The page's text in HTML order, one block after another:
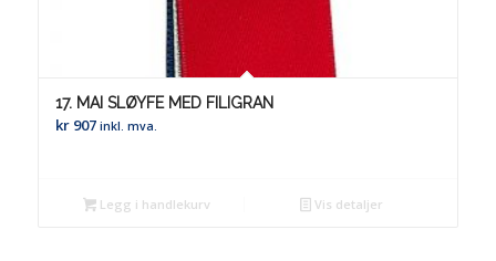
17. MAI SLØYFE MED FILIGRAN
kr907 inkl. mva.
Legg i handlekurv Vis detaljer